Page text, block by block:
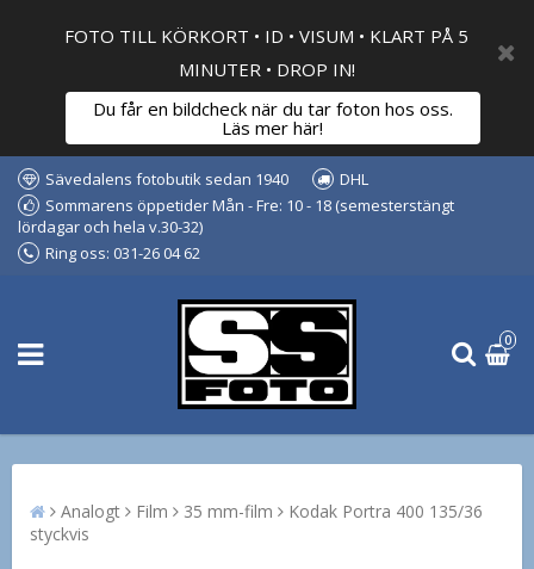
FOTO TILL KÖRKORT • ID • VISUM • KLART PÅ 5
MINUTER • DROP IN!
Du får en bildcheck när du tar foton hos oss.
Läs mer här!
Sävedalens fotobutik sedan 1940
DHL
Sommarens öppetider Mån - Fre: 10 - 18 (semesterstängt
lördagar och hela v.30-32)
Ring oss: 031-26 04 62
0
Analogt Film 35 mm-film
Kodak Portra 400 135/36
styckvis